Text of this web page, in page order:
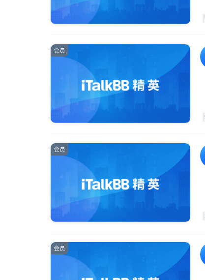
会员
会员
会员